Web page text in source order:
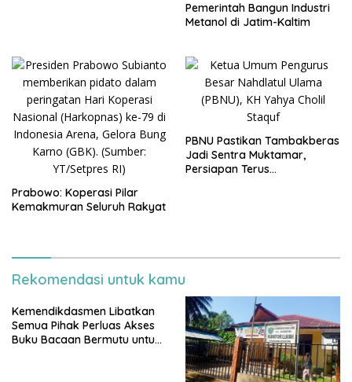
Pemerintah Bangun Industri
Metanol di Jatim-Kaltim
Prabowo: Koperasi Pilar
Kemakmuran Seluruh Rakyat
PBNU Pastikan Tambakberas
Jadi Sentra Muktamar,
Persiapan Terus
Rekomendasi untuk kamu
Kemendikdasmen Libatkan
Semua Pihak Perluas Akses
Buku Bacaan Bermutu untuk